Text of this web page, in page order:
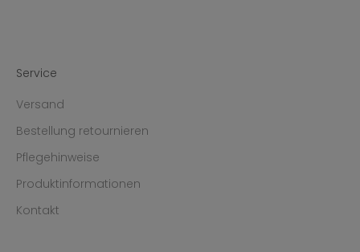
Service
Versand
Bestellung retournieren
Pflegehinweise
Produktinformationen
Kontakt